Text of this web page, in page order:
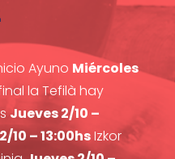
Ayuno Miércoles
la Tefilà hay
Jueves 2/10 –
10 – 13:00hsIzkor